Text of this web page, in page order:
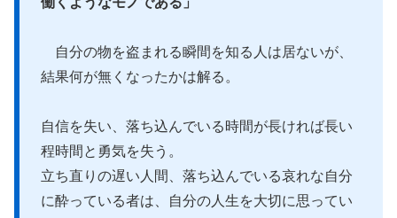
自分の物を盗まれる瞬間を知る人は居ないが、
結果何が無くなったかは解る。
自信を失い、落ち込んでいる時間が長ければ長い
程時間と勇気を失う。
立ち直りの遅い人間、落ち込んでいる哀れな自分
に酔っている者は、自分の人生を大切に思ってい